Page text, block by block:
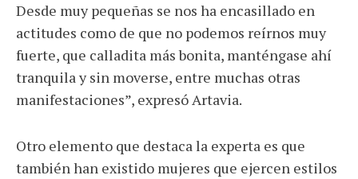
Desde muy pequeñas se nos ha encasillado en
actitudes como de que no podemos reírnos muy
fuerte, que calladita más bonita, manténgase ahí
tranquila y sin moverse, entre muchas otras
manifestaciones”, expresó Artavia.
Otro elemento que destaca la experta es que
también han existido mujeres que ejercen estilos